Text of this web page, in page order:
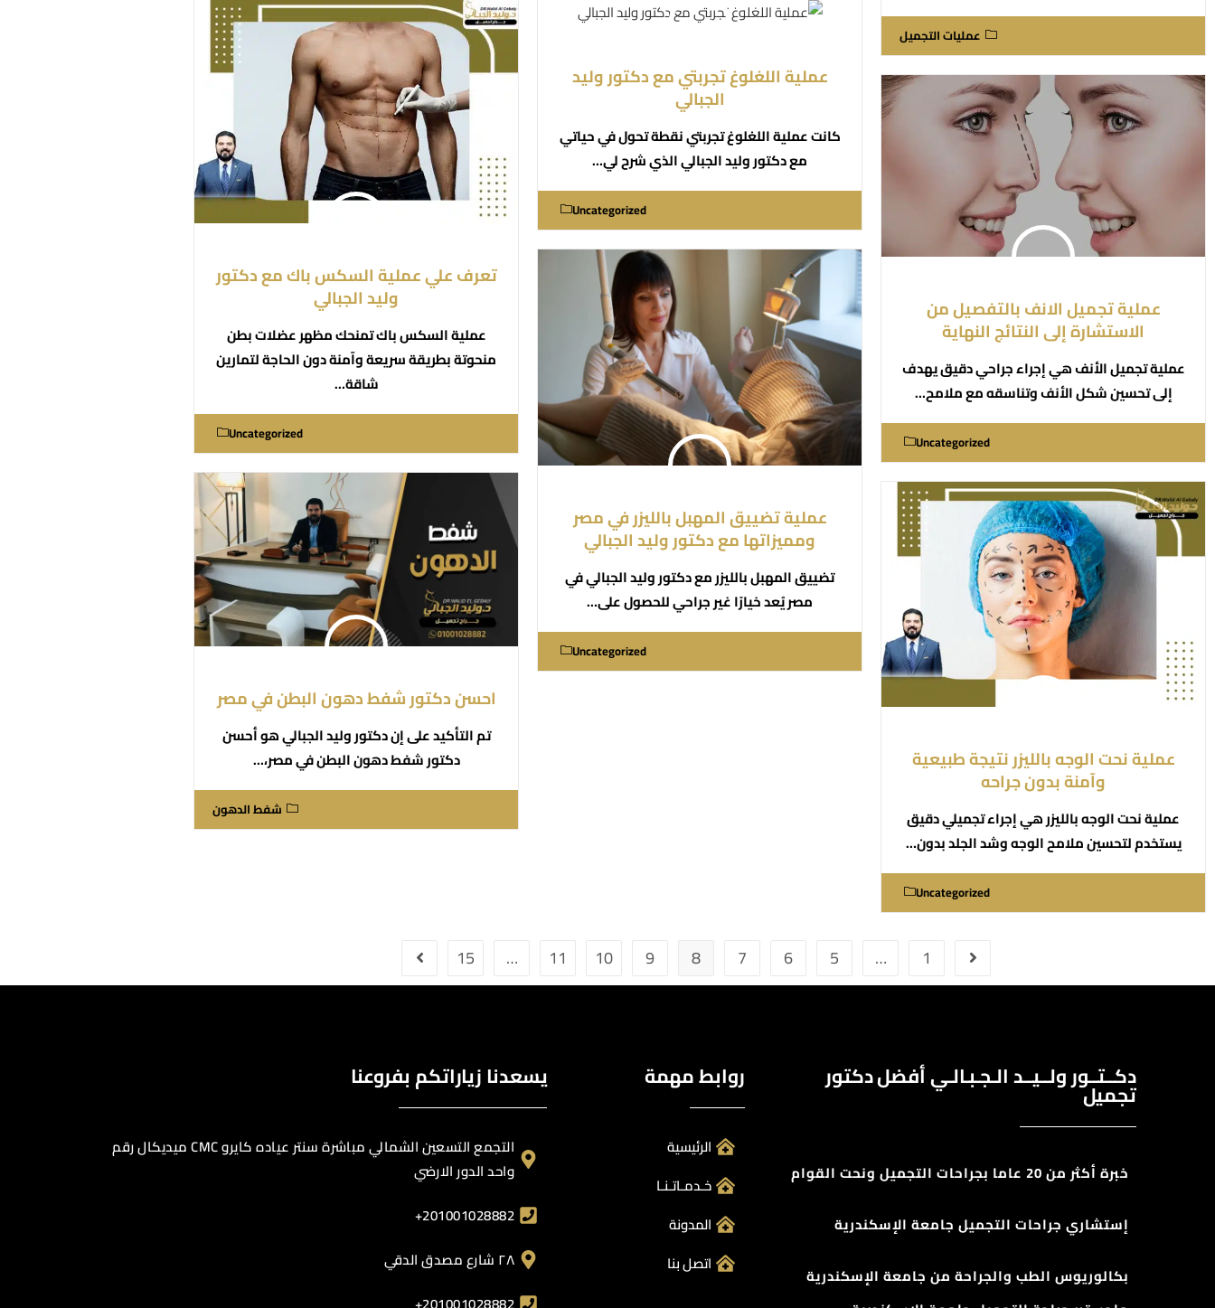
عمليات التجميل
عملية تجميل الانف بالتفصيل من
الاستشارة إلى النتائج النهاية
عملية تجميل الأنف هي إجراء جراحي دقيق يهدف
إلى تحسين شكل الأنف وتناسقه مع ملامح…
Uncategorized
عملية نحت الوجه بالليزر نتيجة طبيعية
وآمنة بدون جراحه
عملية نحت الوجه بالليزر هي إجراء تجميلي دقيق
يستخدم لتحسين ملامح الوجه وشد الجلد بدون…
Uncategorized
عملية اللغلوغ تجربتي مع دكتور وليد
الجبالي
كانت عملية اللغلوغ تجربتي نقطة تحول في حياتي
مع دكتور وليد الجبالي الذي شرح لي…
Uncategorized
عملية تضييق المهبل بالليزر في مصر
ومميزاتها مع دكتور وليد الجبالي
تضييق المهبل بالليزر مع دكتور وليد الجبالي في
مصر يُعد خيارًا غير جراحي للحصول على…
Uncategorized
تعرف علي عملية السكس باك مع دكتور
وليد الجبالي
عملية السكس باك تمنحك مظهر عضلات بطن
منحوتة بطريقة سريعة وآمنة دون الحاجة لتمارين
شاقة…
Uncategorized
احسن دكتور شفط دهون البطن في مصر
تم التأكيد على إن دكتور وليد الجبالي هو أحسن
دكتور شفط دهون البطن في مصر،…
شفط الدهون
1
…
5
6
7
8
9
10
11
…
15
دكــتــور ولــيــد الـجـبـالـي أفضل دكتور
تجميل
خبرة أكثر من 20 عاما بجراحات التجميل ونحت القوام
إستشاري جراحات التجميل جامعة الإسكندرية
بكالوريوس الطب والجراحة من جامعة الإسكندرية
روابط مهمة
الرئيسية
خـدمـاتـنـا
المدونة
اتصل بنا
يسعدنا زياراتكم بفروعنا
التجمع التسعين الشمالي مباشرة سنتر عياده كايرو CMC ميديكال رقم
واحد الدور الارضي
201001028882+
٢٨ شارع مصدق الدقي